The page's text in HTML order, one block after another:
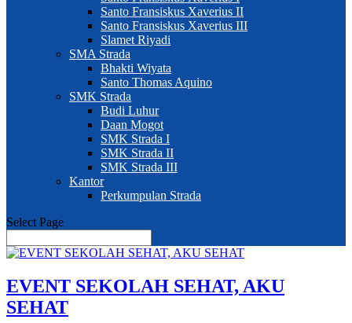
Santo Fransiskus Xaverius II
Santo Fransiskus Xaverius III
Slamet Riyadi
SMA Strada
Bhakti Wiyata
Santo Thomas Aquino
SMK Strada
Budi Luhur
Daan Mogot
SMK Strada I
SMK Strada II
SMK Strada III
Kantor
Perkumpulan Strada
Select Page
EVENT SEKOLAH SEHAT, AKU
SEHAT